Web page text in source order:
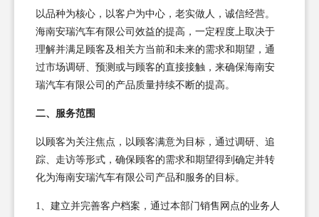
以品种为核心，以客户为中心，老实做人，诚信经营。
海南安瑞汽车有限公司效益的提高，一定程度上取决于
理解并满足顾客及相关方当前和未来的需求和期望，通
过市场调研、预测或与顾客的直接接触，来确保海南安
瑞汽车有限公司的产品质量持续不断的提高。
二、服务范围
以顾客为关注焦点，以顾客满意为目标，通过调研、追
踪、走访等形式，确保顾客的需求和期望得到确定并转
化为海南安瑞汽车有限公司产品和服务的目标。
1、建立并完善客户档案，通过本部门销售网点的业务人